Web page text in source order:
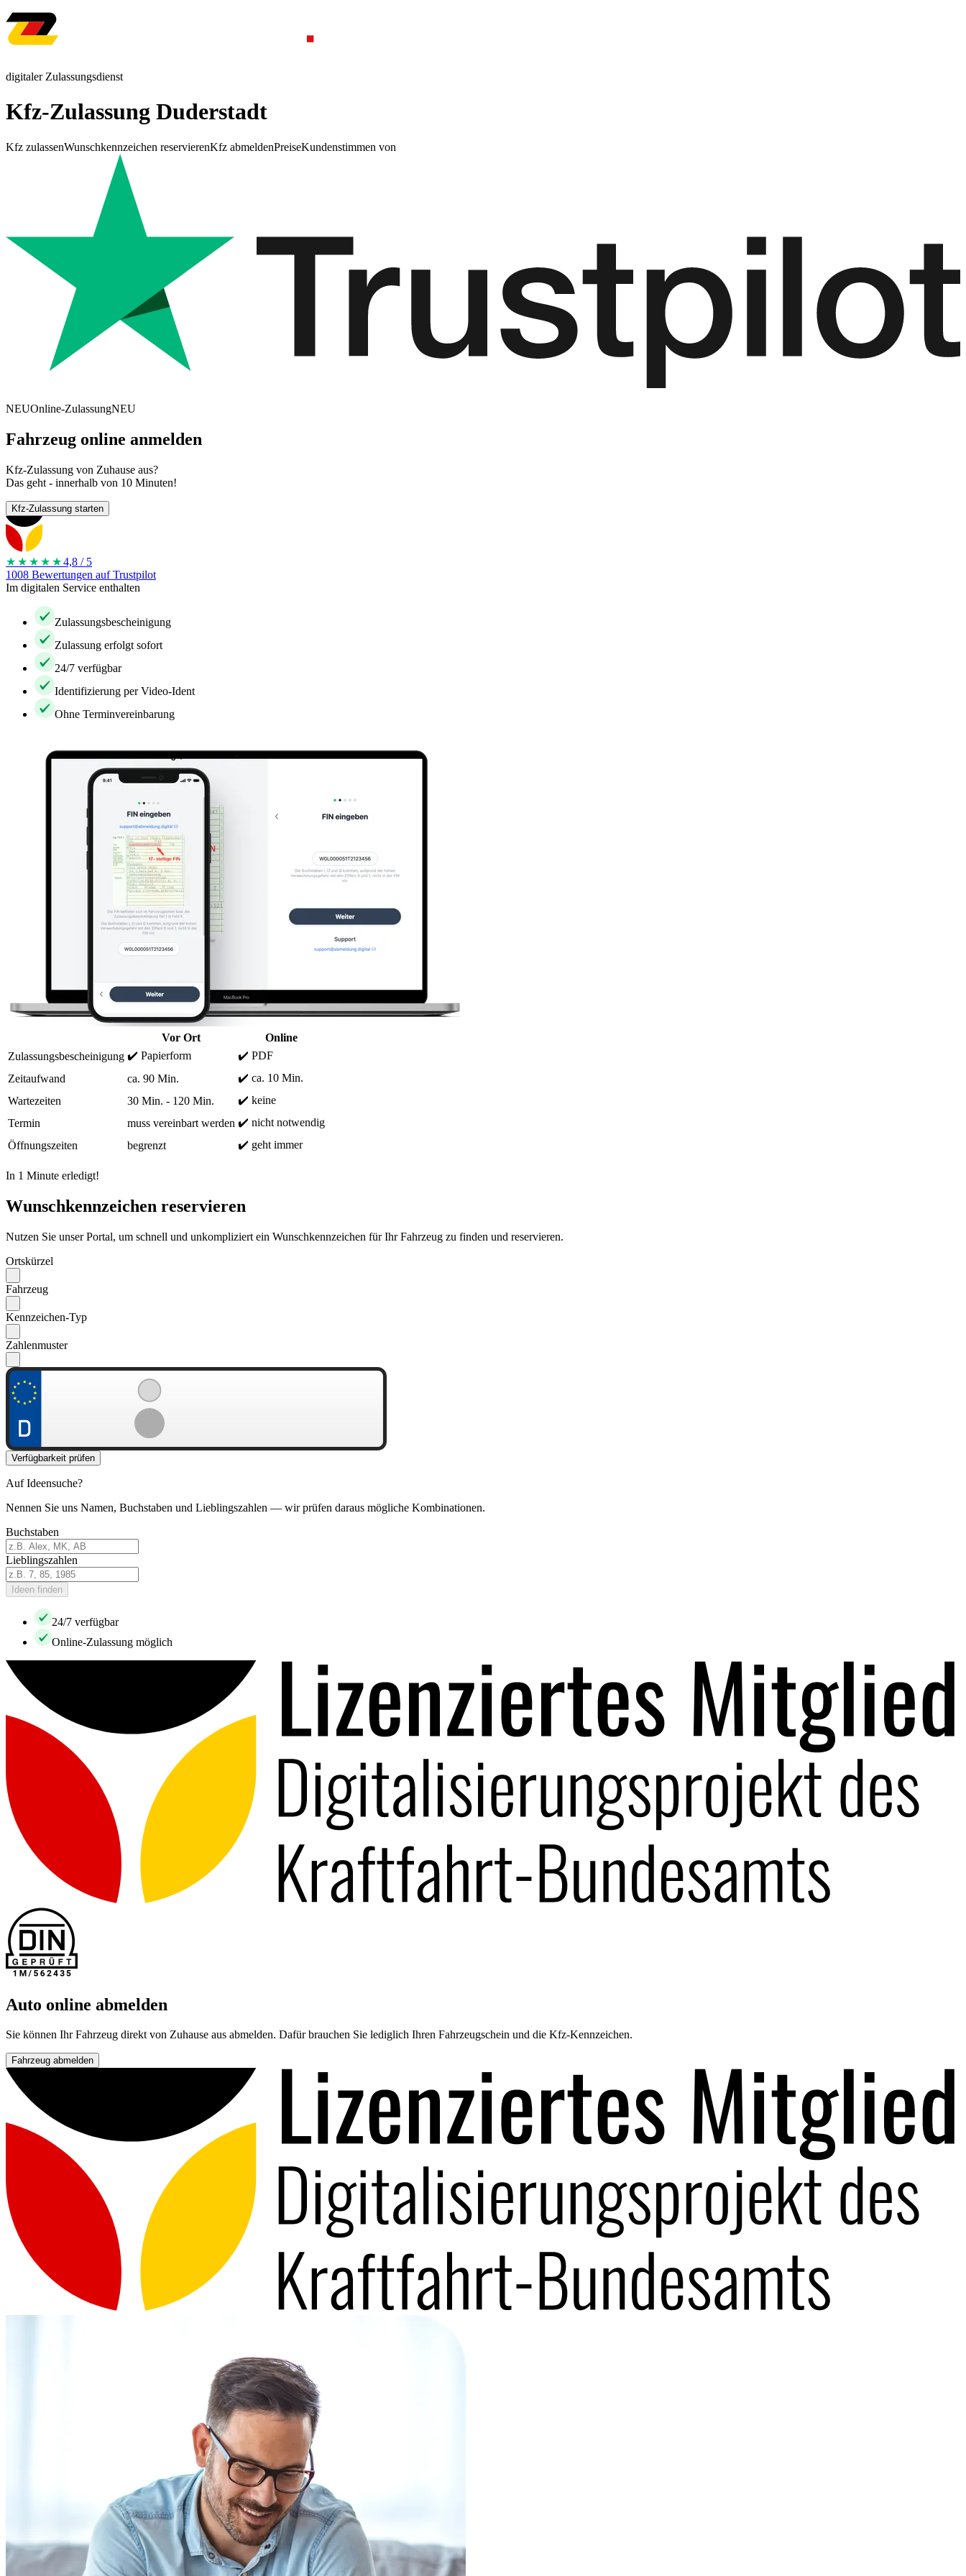
digitaler Zulassungsdienst
Kfz-Zulassung Duderstadt
Kfz zulassenWunschkennzeichen reservierenKfz abmeldenPreiseKundenstimmen von
NEUOnline-ZulassungNEU
Fahrzeug online anmelden
Kfz-Zulassung von Zuhause aus?
Das geht - innerhalb von 10 Minuten!
Kfz-Zulassung starten
★★★★ ★4,8 / 5
1008 Bewertungen auf Trustpilot
Im digitalen Service enthalten
Zulassungsbescheinigung
Zulassung erfolgt sofort
24/7 verfügbar
Identifizierung per Video-Ident
Ohne Terminvereinbarung
Vor Ort
Online
Zulassungsbescheinigung ✔️ Papierform
✔️ PDF
Zeitaufwand
ca. 90 Min.
✔️ ca. 10 Min.
Wartezeiten
30 Min. - 120 Min.
✔️ keine
Termin
muss vereinbart werden ✔️ nicht notwendig
Öffnungszeiten
begrenzt ✔️ geht immer
In 1 Minute erledigt!
Wunschkennzeichen reservieren
Nutzen Sie unser Portal, um schnell und unkompliziert ein Wunschkennzeichen für Ihr Fahrzeug zu finden und reservieren.
Ortskürzel
Fahrzeug
Kennzeichen-Typ
Zahlenmuster
Verfügbarkeit prüfen
Auf Ideensuche?
Nennen Sie uns Namen, Buchstaben und Lieblingszahlen — wir prüfen daraus mögliche Kombinationen.
Buchstaben
Lieblingszahlen
Ideen finden
24/7 verfügbar
Online-Zulassung möglich
Auto online abmelden
Sie können Ihr Fahrzeug direkt von Zuhause aus abmelden. Dafür brauchen Sie lediglich Ihren Fahrzeugschein und die Kfz-Kennzeichen.
Fahrzeug abmelden